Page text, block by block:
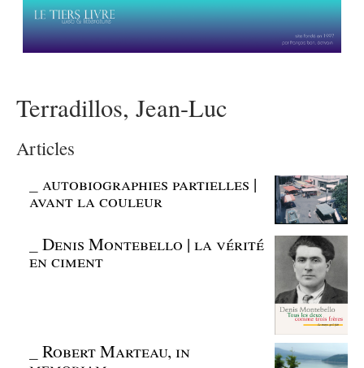
Terradillos, Jean-Luc
Articles
_autobiographies partielles |
avant la couleur
_Denis Montebello | la vérité
en ciment
_Robert Marteau, in